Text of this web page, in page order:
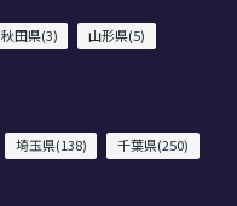
秋田県(3)
山形県(5)
埼玉県(138)
千葉県(250)